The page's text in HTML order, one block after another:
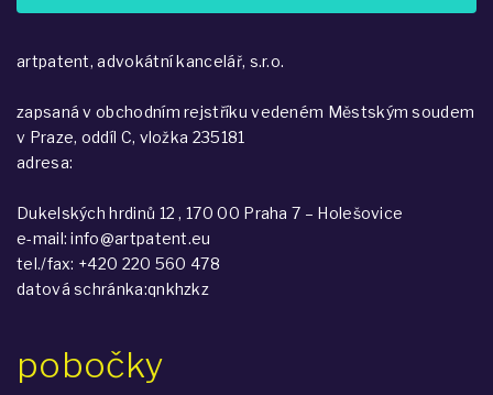
artpatent, advokátní kancelář, s.r.o.
zapsaná v obchodním rejstříku vedeném Městským soudem
v Praze, oddíl C, vložka 235181
adresa:
Dukelských hrdinů 12 , 170 00 Praha 7 – Holešovice
e-mail: info@artpatent.eu
tel./fax: +420 220 560 478
datová schránka:qnkhzkz
pobočky